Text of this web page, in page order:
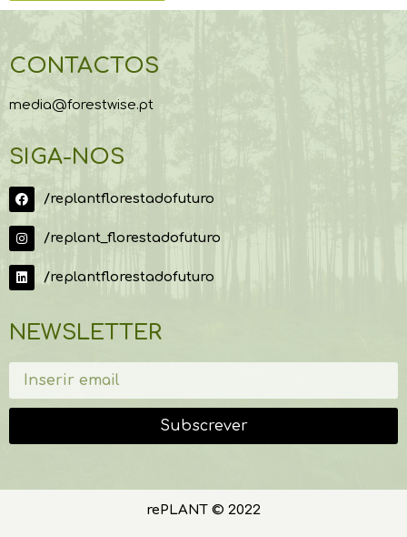
CONTACTOS
media@forestwise.pt
SIGA-NOS
/replantflorestadofuturo
/replant_florestadofuturo
/replantflorestadofuturo
NEWSLETTER
Subscrever
rePLANT © 2022